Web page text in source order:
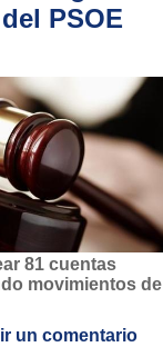
PSOE
81 cuentas
movimientos de
un comentario